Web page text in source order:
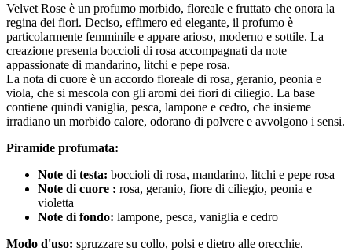
Velvet Rose è un profumo morbido, floreale e fruttato che onora la
regina dei fiori. Deciso, effimero ed elegante, il profumo è
particolarmente femminile e appare arioso, moderno e sottile. La
creazione presenta boccioli di rosa accompagnati da note
appassionate di mandarino, litchi e pepe rosa.
La nota di cuore è un accordo floreale di rosa, geranio, peonia e
viola, che si mescola con gli aromi dei fiori di ciliegio. La base
contiene quindi vaniglia, pesca, lampone e cedro, che insieme
irradiano un morbido calore, odorano di polvere e avvolgono i sensi.
Piramide profumata:
Note di testa: boccioli di rosa, mandarino, litchi e pepe rosa
Note di cuore : rosa, geranio, fiore di ciliegio, peonia e
violetta
Note di fondo: lampone, pesca, vaniglia e cedro
Modo d'uso: spruzzare su collo, polsi e dietro alle orecchie.